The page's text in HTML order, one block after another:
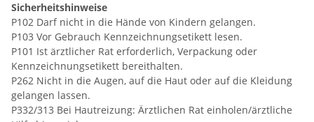
Sicherheitshinweise
P102 Darf nicht in die Hände von Kindern gelangen.
P103 Vor Gebrauch Kennzeichnungsetikett lesen.
P101 Ist ärztlicher Rat erforderlich, Verpackung oder
Kennzeichnungsetikett bereithalten.
P262 Nicht in die Augen, auf die Haut oder auf die Kleidung
gelangen lassen.
P332/313 Bei Hautreizung: Ärztlichen Rat einholen/ärztliche